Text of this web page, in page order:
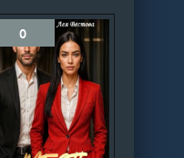
Вестова, Кира
Диева
0